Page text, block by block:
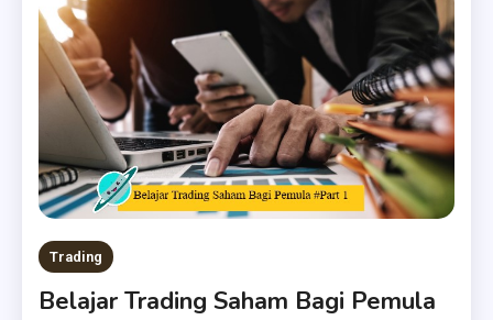
Trading
Belajar Trading Saham Bagi Pemula